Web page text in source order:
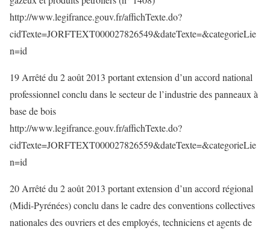
http://www.legifrance.gouv.fr/affichTexte.do?
cidTexte=JORFTEXT000027826549&dateTexte=&categorieLie
n=id
19 Arrêté du 2 août 2013 portant extension d’un accord national
professionnel conclu dans le secteur de l’industrie des panneaux à
base de bois
http://www.legifrance.gouv.fr/affichTexte.do?
cidTexte=JORFTEXT000027826559&dateTexte=&categorieLie
n=id
20 Arrêté du 2 août 2013 portant extension d’un accord régional
(Midi-Pyrénées) conclu dans le cadre des conventions collectives
nationales des ouvriers et des employés, techniciens et agents de